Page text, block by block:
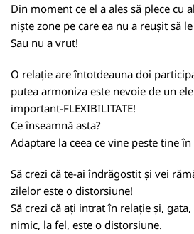
Din moment ce el a ales să plece cu
niște zone pe care ea nu a reușit să
Sau nu a vrut!
O relație are întotdeauna doi
putea armoniza este nevoie de un
important-FLEXIBILITATE!
Ce înseamnă asta?
Adaptare la ceea ce vine peste tine
Să crezi că te-ai îndrăgostit și vei
zilelor este o distorsiune!
Să crezi că ați intrat în relație și,
nimic, la fel, este o distorsiune.